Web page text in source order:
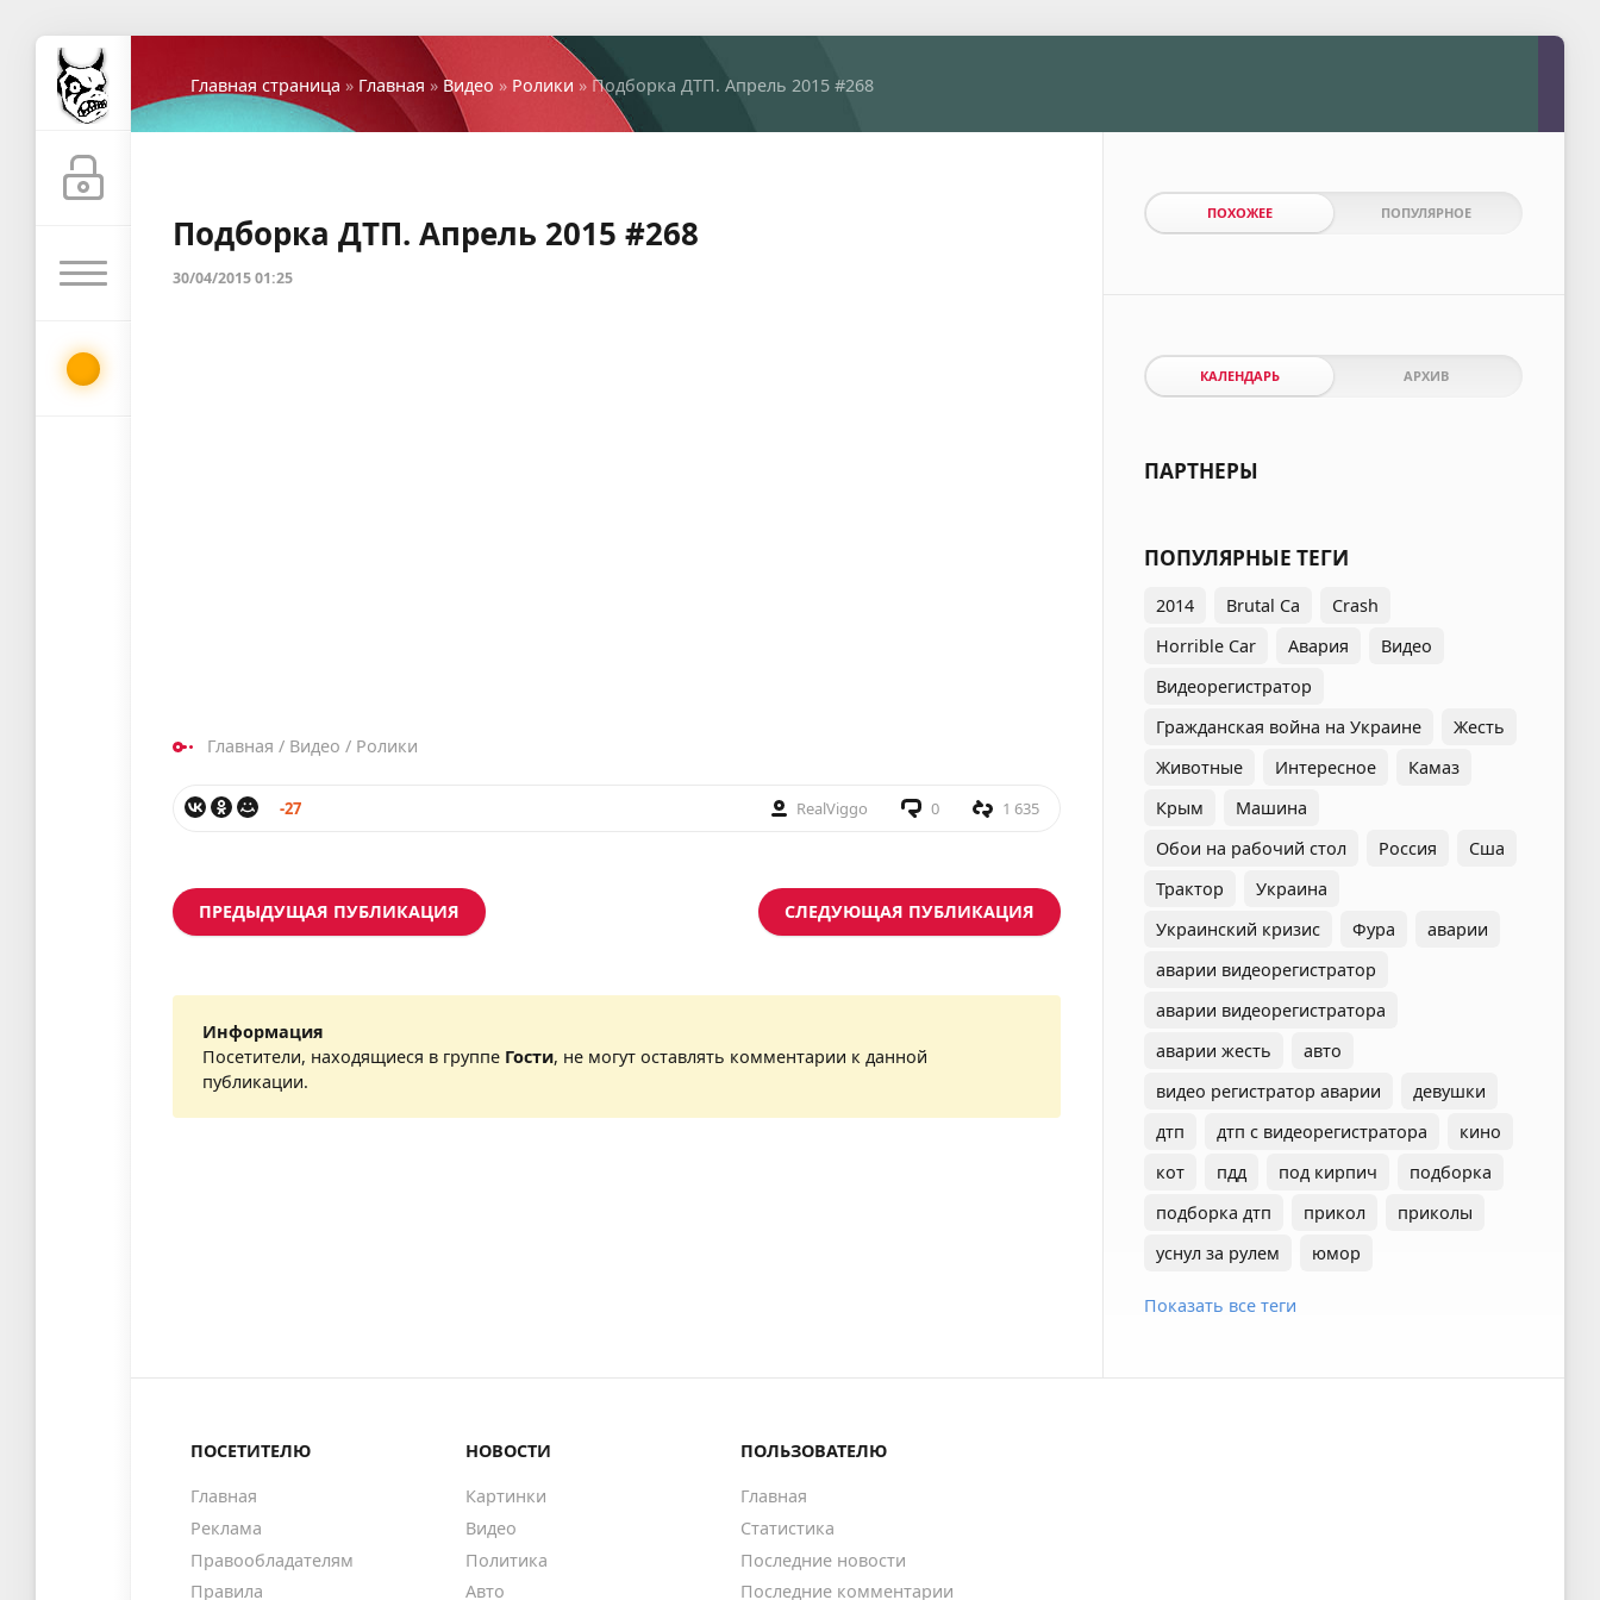
Главная страница » Главная » Видео » Ролики » Подборка ДТП. Апрель 2015 #268
Подборка ДТП. Апрель 2015 #268
30/04/2015 01:25
Главная / Видео / Ролики
-27 RealViggo 0 1 635
ПРЕДЫДУЩАЯ ПУБЛИКАЦИЯ СЛЕДУЮЩАЯ ПУБЛИКАЦИЯ
Информация
Посетители, находящиеся в группе Гости, не могут оставлять комментарии к данной
публикации.
ПОХОЖЕЕ ПОПУЛЯРНОЕ
КАЛЕНДАРЬ АРХИВ
ПАРТНЕРЫ
ПОПУЛЯРНЫЕ ТЕГИ
2014 Brutal Ca
Crash
Horrible Car
Авария
Видео
Видеорегистратор
Гражданская война на Украине
Жесть
Животные
Интересное
Камаз
Крым
Машина
Обои на рабочий стол
Россия
Сша
Трактор
Украина
Украинский кризис
Фура
аварии
аварии видеорегистратор
аварии видеорегистратора
аварии жесть
авто
видео регистратор аварии
девушки
дтп
дтп с видеорегистратора
кино
кот
пдд под кирпич
подборка
подборка дтп
прикол
приколы
уснул за рулем
юмор
Показать все теги
ПОСЕТИТЕЛЮ
Главная
Реклама
Правообладателям
Правила
НОВОСТИ
Картинки
Видео
Политика
Авто
ПОЛЬЗОВАТЕЛЮ
Главная
Статистика
Последние новости
Последние комментарии